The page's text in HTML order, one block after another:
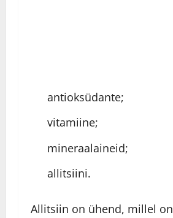
antioksüdante;
vitamiine;
mineraalaineid;
allitsiini.
Allitsiin on ühend, millel on